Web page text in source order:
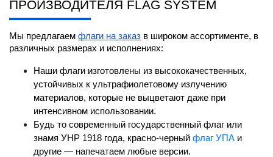
ПРОИЗВОДИТЕЛЯ FLAG SYSTEM
Мы предлагаем флаги на заказ в широком ассортименте, в
различных размерах и исполнениях:
Наши флаги изготовлены из высококачественных,
устойчивых к ультрафиолетовому излучению
материалов, которые не выцветают даже при
интенсивном использовании.
Будь то современный государственный флаг или
знамя УНР 1918 года, красно-черный флаг УПА и
другие — напечатаем любые версии.